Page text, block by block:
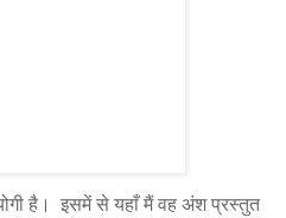
है। इसमें से यहाँ मैं वह अंश प्रस्तुत